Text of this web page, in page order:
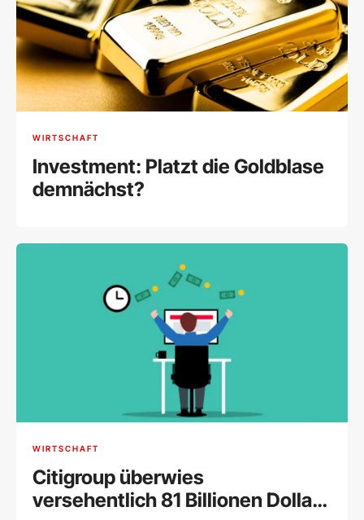
WIRTSCHAFT
Investment: Platzt die Goldblase
demnächst?
WIRTSCHAFT
Citigroup überwies
versehentlich 81 Billionen Dollar